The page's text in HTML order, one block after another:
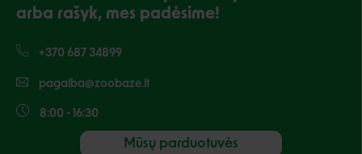
arba rašyk, mes padėsime!
+370 687 34899
pagalba@zoobaze.lt
8:00 - 16:30
Mūsų parduotuvės